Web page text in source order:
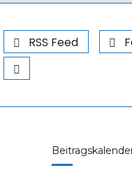
RSS Feed